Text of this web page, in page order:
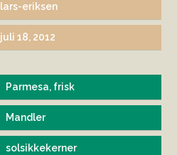
lars-eriksen
juli 18, 2012
Parmesa, frisk
Mandler
solsikkekerner